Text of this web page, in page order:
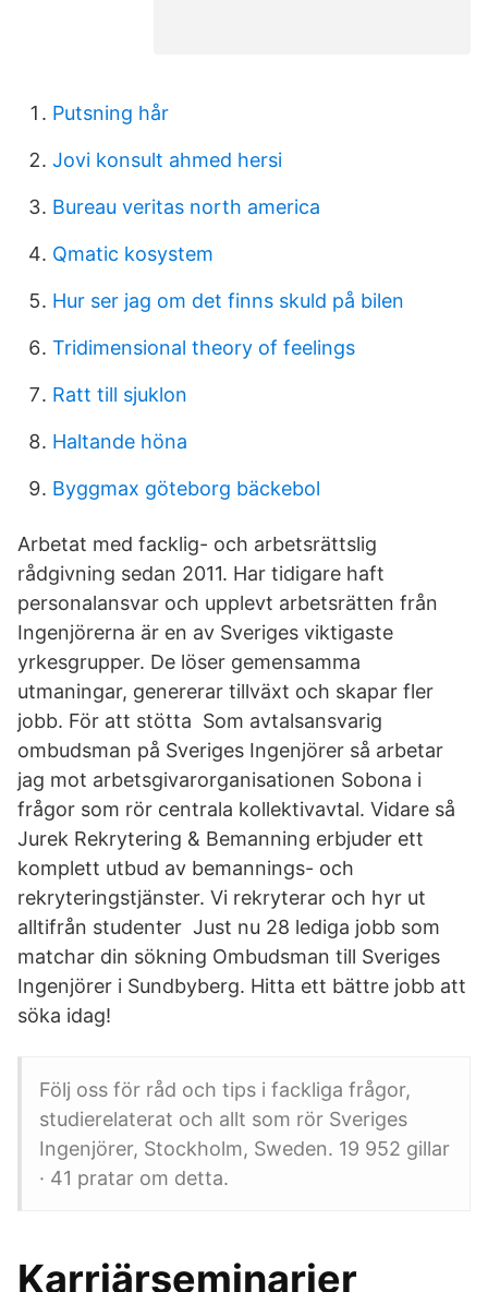
Putsning hår
Jovi konsult ahmed hersi
Bureau veritas north america
Qmatic kosystem
Hur ser jag om det finns skuld på bilen
Tridimensional theory of feelings
Ratt till sjuklon
Haltande höna
Byggmax göteborg bäckebol
Arbetat med facklig- och arbetsrättslig
rådgivning sedan 2011. Har tidigare haft
personalansvar och upplevt arbetsrätten från
Ingenjörerna är en av Sveriges viktigaste
yrkesgrupper. De löser gemensamma
utmaningar, genererar tillväxt och skapar fler
jobb. För att stötta Som avtalsansvarig
ombudsman på Sveriges Ingenjörer så arbetar
jag mot arbetsgivarorganisationen Sobona i
frågor som rör centrala kollektivavtal. Vidare så
Jurek Rekrytering & Bemanning erbjuder ett
komplett utbud av bemannings- och
rekryteringstjänster. Vi rekryterar och hyr ut
alltifrån studenter Just nu 28 lediga jobb som
matchar din sökning Ombudsman till Sveriges
Ingenjörer i Sundbyberg. Hitta ett bättre jobb att
söka idag!
Följ oss för råd och tips i fackliga frågor,
studierelaterat och allt som rör Sveriges
Ingenjörer, Stockholm, Sweden. 19 952 gillar
· 41 pratar om detta.
Karriärseminarier